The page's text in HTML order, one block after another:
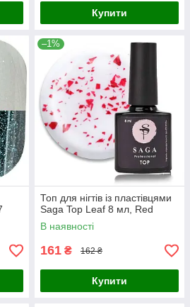
Купити
–1%
Топ для нігтів із пластівцями
Saga Top Leaf 8 мл, Red
В наявності
161 ₴ 162 ₴
Купити